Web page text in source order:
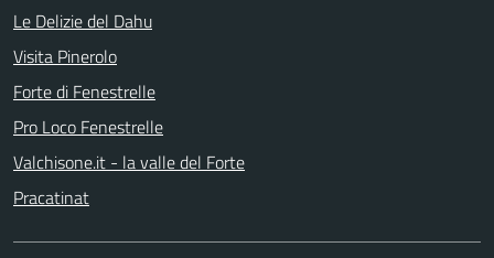
Le Delizie del Dahu
Visita Pinerolo
Forte di Fenestrelle
Pro Loco Fenestrelle
Valchisone.it - la valle del Forte
Pracatinat